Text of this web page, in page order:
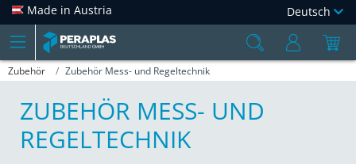
Made in Austria Deutsch
Zubehör Zubehör Mess- und Regeltechnik
ZUBEHÖR MESS- UND
REGELTECHNIK